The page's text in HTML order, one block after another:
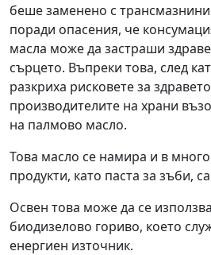
беше заменено с
поради опасения, че
масла може да застраши
сърцето. Въпреки това, след
разкриха рисковете за
производителите на храни
на палмово масло.
Това масло се намира и в
продукти, като паста за зъби,
Освен това може да се
биодизелово гориво, което
енергиен източник.